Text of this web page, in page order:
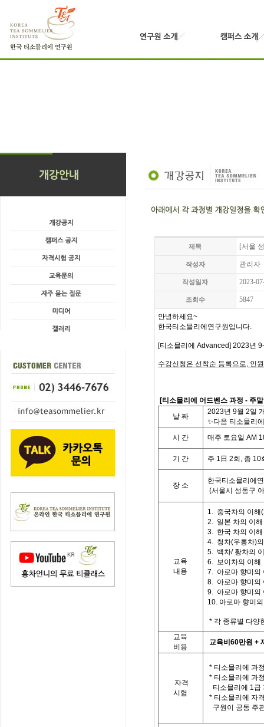
제목 [서울
작성자 관리자
작성일자 2023-
조회수 5847
안녕하세요~
한국티소믈리에연구원입니다.
[티소믈리에 Advanced] 2023년
수강신청은 선착순 등록으로, 인
[티소믈리에 어드벤스 과정 - 주
날 짜
2023년 9월 2일
✨다음 티소믈리
시
간 매주 토요일 AM
기 간 주 1 日 2회 , 총 10
장 소
한국티소믈리에
(서울시 성동구
교육
내용
1. 중국차의 이해
2. 일본 차의 이해
3. 한국 차의 이해
4. 청차(우롱차)
5. 백차/ 황차의
6. 보이차의 이해
7. 아로마 향미의
8. 아로마 향미의
9. 아로마 향미의
10. 아로마 향미
* 각 종류별 다양
교육
비용
교육비 60만원 +
자격
시험
* 티소믈리에 과
* 티소믈리에 과
티소믈리에 1급
* 티소믈리에 자
구원이 공동 주